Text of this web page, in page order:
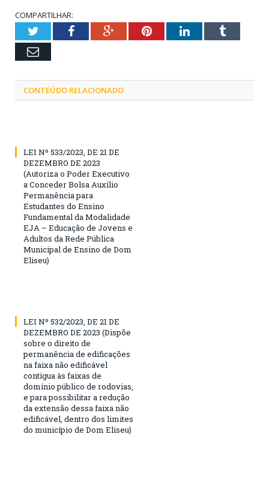
COMPARTILHAR:
TwitterFacebookGoogle+PinterestLinkedInTumblr
Email
CONTEÚDO RELACIONADO
LEI Nº 533/2023, DE 21 DE
DEZEMBRO DE 2023
(Autoriza o Poder Executivo
a Conceder Bolsa Auxílio
Permanência para
Estudantes do Ensino
Fundamental da Modalidade
EJA – Educação de Jovens e
Adultos da Rede Pública
Municipal de Ensino de Dom
Eliseu)
LEI Nº 532/2023, DE 21 DE
DEZEMBRO DE 2023 (Dispõe
sobre o direito de
permanência de edificações
na faixa não edificável
contígua às faixas de
domínio público de rodovias,
e para possibilitar a redução
da extensão dessa faixa não
edificável, dentro dos limites
do município de Dom Eliseu)